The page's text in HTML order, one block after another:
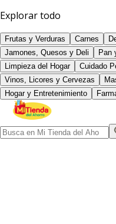
Explorar todo
Frutas y Verduras Carnes
Jamones, Quesos y Deli
Pan
Limpieza del Hogar
Cuidado
Vinos, Licores y Cervezas
Hogar y Entretenimiento